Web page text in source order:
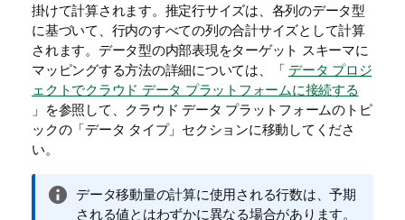
掛けて計算されます。推定行サイズは、各列のデータ型
に基づいて、行内のすべての列の合計サイズとして計算
されます。データ型の内部表現をターゲット スキーマに
マッピングする方法の詳細については、「 データ プロジ
ェクトでクラウド データ プラットフォームに接続する
」を参照して、クラウド データ プラットフォームのトピ
ックの「データ タイプ」セクションに移動してくださ
い。
情
報
データ移動量の計算に使用される行数は、予期
される値とはわずかに異なる場合があります。